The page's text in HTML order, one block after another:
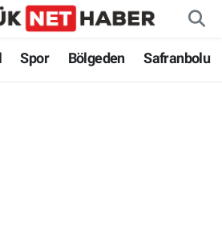
Spor Bölgeden Safranbolu